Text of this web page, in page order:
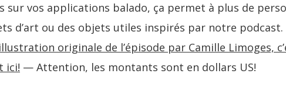
sur vos applications balado, ça permet à plus de
d’art ou des objets utiles inspirés par notre podcast.
illustration originale de l’épisode par Camille Limoges,
ici! — Attention, les montants sont en dollars US!